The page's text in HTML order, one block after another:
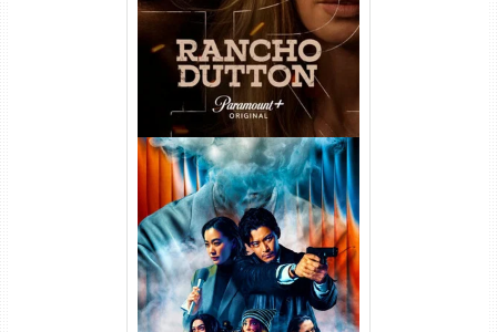
Vapor Humano 1ª Temporada
Torrent (2026) WEB-DL 1080p
Dual Áudio